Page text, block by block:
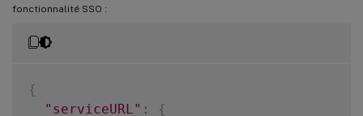
fonctionnalité SSO :
{
"serviceURL" :
{